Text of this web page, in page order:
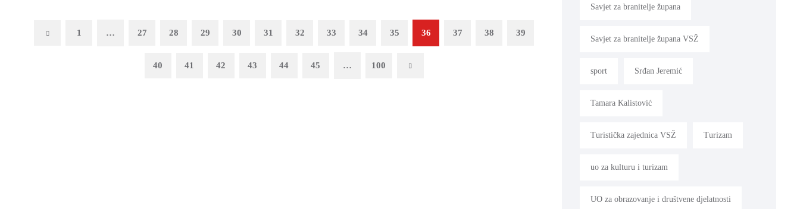
Previous1 … 27 28 29 30 31 32 33 34 35 36 37 38 39
40 41 42 43 44 45 … 100
Savjet za branitelje župana
Savjet za branitelje župana VSŽ
sport Srđan Jeremić
Tamara Kalistović
Turistička zajednica VSŽ Turizam
uo za kulturu i turizam
UO za obrazovanje i društvene djelatnosti